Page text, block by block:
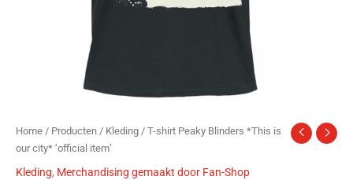
Home / Producten / Kleding / T-shirt Peaky Blinders *This is
our city* ‘official item’
Kleding, Merchandising gemaakt door Fan-Shop